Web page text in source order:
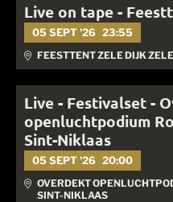
Live on tape -
05 SEPT '26 23:55
FEESTTENT ZELE DIJK ZELE
Live - Festivalset -
openluchtpodium
Sint-Niklaas
05 SEPT '26 20:00
OVERDEKT
SINT-NIKLAAS